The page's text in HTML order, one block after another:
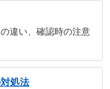
違い、確認時の注意
処法